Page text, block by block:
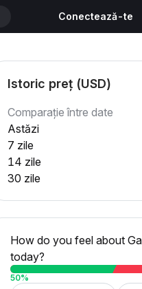
Conectează-te
Istoric preț (USD)
Comparație între date
Astăzi
7 zile
14 zile
30 zile
How do you feel about
today?
50%